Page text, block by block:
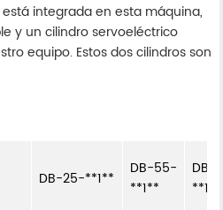
integrada en esta máquina,
y un cilindro servoeléctrico
equipo. Estos dos cilindros son
DB-25-**1**
DB-55-
**1**
DB-
**1**